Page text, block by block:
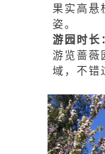
果实高悬
姿。
游园时长
游览蔷薇
域，不错